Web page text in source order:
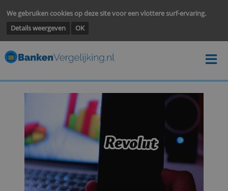
We gebruiken cookies op deze site voor een vlottere surf-
Details weergeven